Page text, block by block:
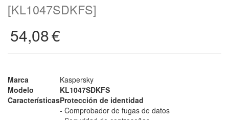
[KL1047SDKFS]
54,08€
Marca
Kaspersky
Modelo
KL1047SDKFS
CaracterísticasProtección de identidad
- Comprobador de fugas de datos